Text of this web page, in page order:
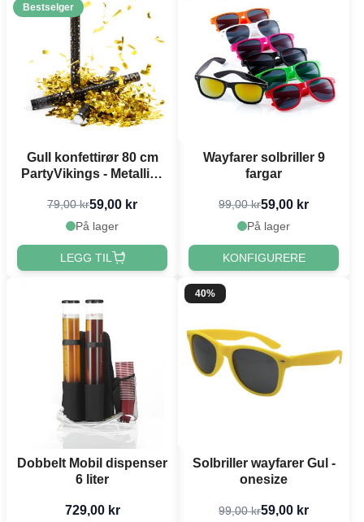
Bestselger
Gull konfettirør 80 cm
PartyVikings - Metallisk
79,00 kr59,00 kr
På lager
LEGG TIL
Wayfarer solbriller 9
fargar
99,00 kr59,00 kr
På lager
KONFIGURERE
Dobbelt Mobil dispenser
6 liter
729,00 kr
40%
Solbriller wayfarer Gul -
onesize
99,00 kr59,00 kr